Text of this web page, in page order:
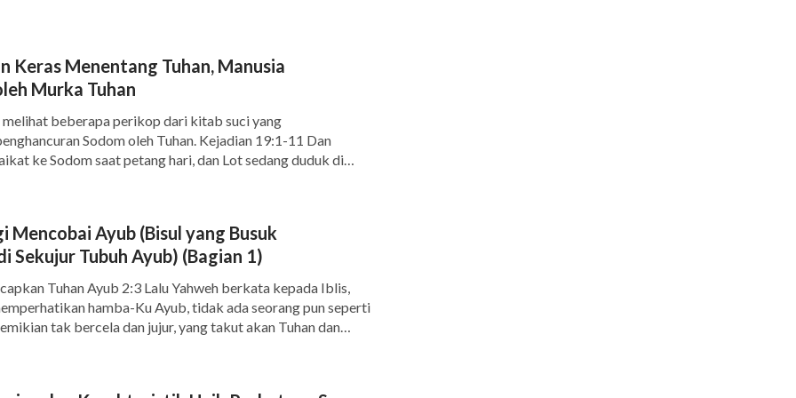
hujan, dan merentangkan anggota-
kakinya. Pohon melakukannya karena
lain dan saling mengandalkan, dan
hanya terdiri dari beberapa bagian.
kisah ini? Ketika Aku berbicara dengan cara
(Kami mengerti.) Silakan berbicara
rasakan setelah mendengar kisah ini? Aku
Keras Menentang Tuhan, Manusia
Murka Tuhan
beberapa perikop dari kitab suci yang
Sodom oleh Tuhan. Kejadian 19:1-11 Dan
ke Sodom saat petang hari, dan Lot sedang duduk di
Mencobai Ayub (Bisul yang Busuk
Sekujur Tubuh Ayub) (Bagian 1)
Tuhan Ayub 2:3 Lalu Yahweh berkata kepada Iblis,
hamba-Ku Ayub, tidak ada seorang pun seperti
tak bercela dan jujur, yang takut akan Tuhan dan